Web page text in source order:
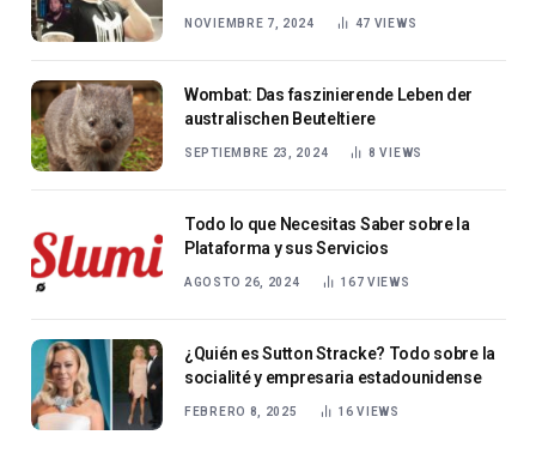
NOVIEMBRE 7, 2024 47 VIEWS
Wombat: Das faszinierende Leben der
australischen Beuteltiere
SEPTIEMBRE 23, 2024 8VIEWS
Todo lo que Necesitas Saber sobre la
Plataforma y sus Servicios
AGOSTO 26, 2024 167VIEWS
¿Quién es Sutton Stracke? Todo sobre la
socialité y empresaria estadounidense
FEBRERO 8, 2025 16VIEWS